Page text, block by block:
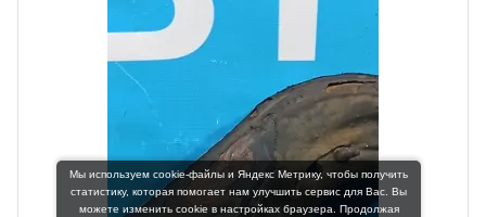
б/у
Рычаг задний продольный левый Kia
Sportage 3 2010-2014
OEM: 552703U100
Производитель:
Мы используем cookie-файлы и Яндекс Метрику, чтобы получить
статистику, которая помогает нам улучшить сервис для Вас. Вы
можете изменить cookie в настройках браузера. Продолжая